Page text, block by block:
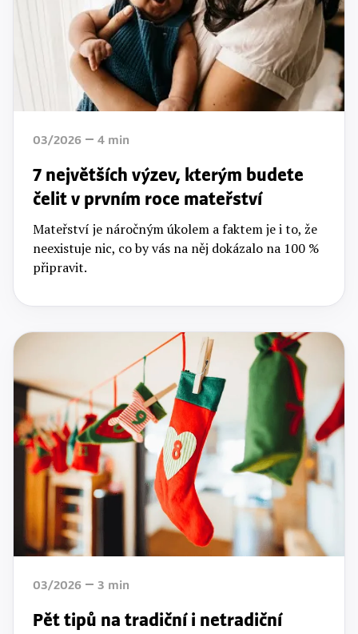
03/2026 4 min
7 největších výzev, kterým budete
čelit v prvním roce mateřství
Mateřství je náročným úkolem a faktem je i to, že
neexistuje nic, co by vás na něj dokázalo na 100 %
připravit.
03/2026 3 min
Pět tipů na tradiční i netradiční